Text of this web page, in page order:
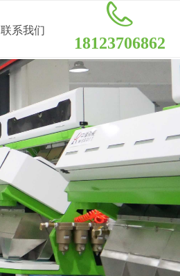
18123706862
联系我们